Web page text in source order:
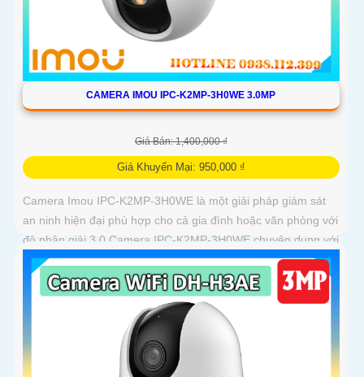
CAMERA IMOU IPC-K2MP-3H0WE 3.0MP
Giá Bán: 1,400,000 ₫
Giá Khuyến Mại: 950,000 ₫
Camera Imou IPC-K2MP-3H0WE là một giải pháp giám sát
an ninh hiện đại phù hợp cho cả gia đình hoặc văn phòng với
độ phân giải 3.0 Camera IPC-K2MP-3H0WE chuyên dụng với
thuật toán AI deep learning phân biệt người & phương tiện